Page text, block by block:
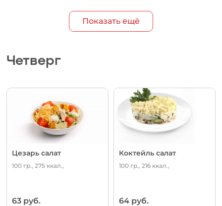
Показать ещё
Четверг
Цезарь салат
100 гр., 275 ккал.,
63 руб.
Коктейль салат
100 гр., 216 ккал.,
64 руб.